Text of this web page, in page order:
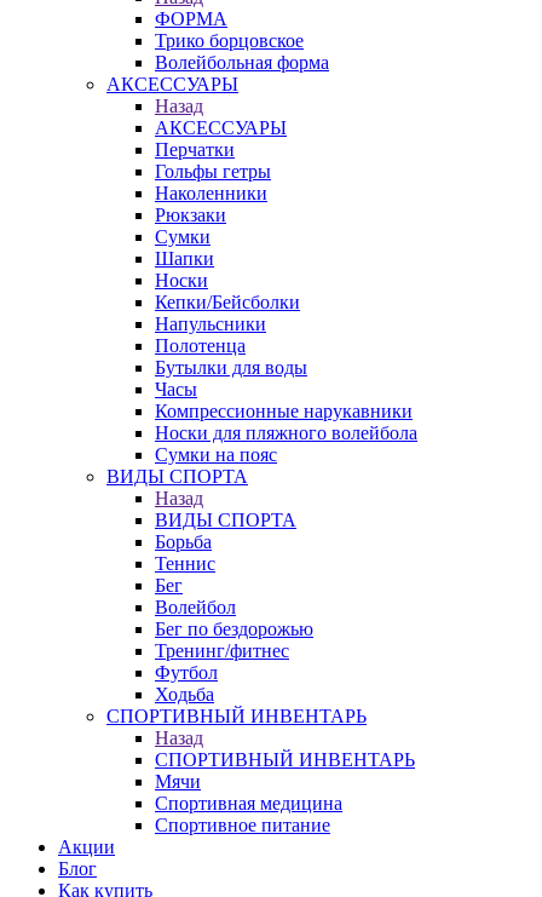
ФОРМА
Трико борцовское
Волейбольная форма
АКСЕССУАРЫ
Назад
АКСЕССУАРЫ
Перчатки
Гольфы гетры
Наколенники
Рюкзаки
Сумки
Шапки
Носки
Кепки/Бейсболки
Напульсники
Полотенца
Бутылки для воды
Часы
Компрессионные нарукавники
Носки для пляжного волейбола
Сумки на пояс
ВИДЫ СПОРТА
Назад
ВИДЫ СПОРТА
Борьба
Теннис
Бег
Волейбол
Бег по бездорожью
Тренинг/фитнес
Футбол
Ходьба
СПОРТИВНЫЙ ИНВЕНТАРЬ
Назад
СПОРТИВНЫЙ ИНВЕНТАРЬ
Мячи
Спортивная медицина
Спортивное питание
Акции
Блог
Как купить